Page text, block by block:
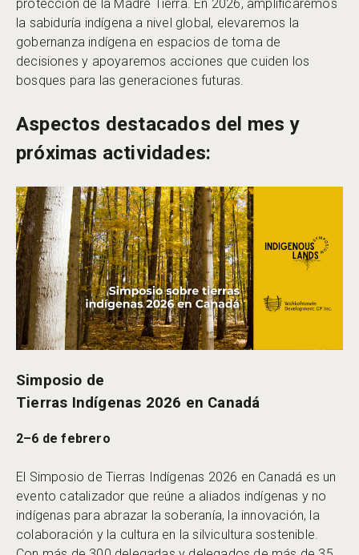
protección de la Madre Tierra. En 2026, amplificaremos
la sabiduría indígena a nivel global, elevaremos la
gobernanza indígena en espacios de toma de
decisiones y apoyaremos acciones que cuiden los
bosques para las generaciones futuras.
Aspectos destacados del mes y
próximas actividades:
Simposio de
Tierras Indígenas 2026 en Canadá
2–6 de febrero
El Simposio de Tierras Indígenas 2026 en Canadá es un
evento catalizador que reúne a aliados indígenas y no
indígenas para abrazar la soberanía, la innovación, la
colaboración y la cultura en la silvicultura sostenible.